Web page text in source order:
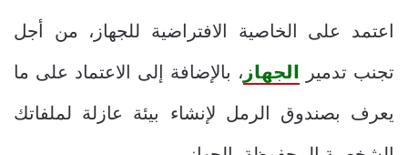
اعتمد على الخاصية الافتراضية للجهاز، من أجل
تجنب تدمير الجهاز ، بالإضافة إلى الاعتماد على ما
يعرف بصندوق الرمل لإنشاء بيئة عازلة لملفاتك